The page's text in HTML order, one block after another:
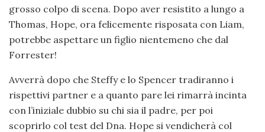
grosso colpo di scena. Dopo aver resistito a lungo a
Thomas, Hope, ora felicemente risposata con Liam,
potrebbe aspettare un figlio nientemeno che dal
Forrester!
Avverrà dopo che Steffy e lo Spencer tradiranno i
rispettivi partner e a quanto pare lei rimarrà incinta
con l’iniziale dubbio su chi sia il padre, per poi
scoprirlo col test del Dna. Hope si vendicherà col